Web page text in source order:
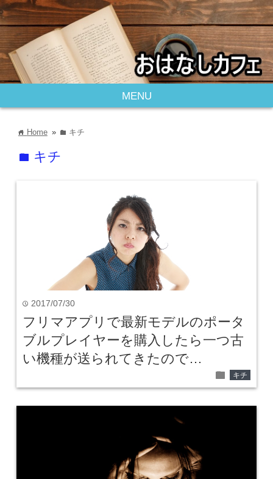
MENU
home Home » folder キチ
folder キチ
time 2017/07/30
フリマアプリで最新モデルのポータ
ブルプレイヤーを購入したら一つ古
い機種が送られてきたので…
folder キチ